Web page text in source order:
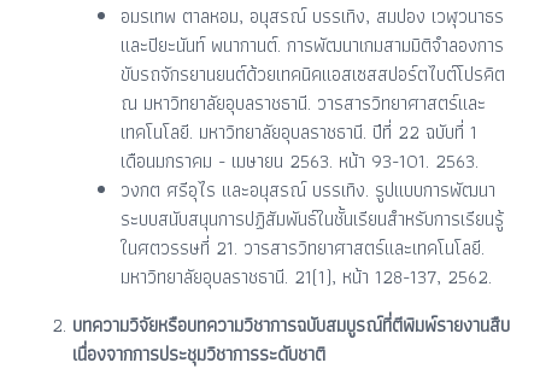
อมรเทพ ตาลหอม, อนุสรณ์ บรรเทิง, สมปอง เวฬุวนาธร
และปิยะนันท์ พนากานต์. การพัฒนาเกมสามมิติจำลองการ
ขับรถจักรยานยนต์ด้วยเทคนิคแอสเซสสปอร์ตไบต์โปรคิต
ณ มหาวิทยาลัยอุบลราชธานี. วารสารวิทยาศาสตร์และ
เทคโนโลยี. มหาวิทยาลัยอุบลราชธานี. ปีที่ 22 ฉบับที่ 1
เดือนมกราคม - เมษายน 2563. หน้า 93-101. 2563.
วงกต ศรีอุไร และอนุสรณ์ บรรเทิง. รูปแบบการพัฒนา
ระบบสนับสนุนการปฏิสัมพันธ์ในชั้นเรียนสำหรับการเรียนรู้
ในศตวรรษที่ 21. วารสารวิทยาศาสตร์และเทคโนโลยี.
มหาวิทยาลัยอุบลราชธานี. 21(1), หน้า 128-137, 2562.
บทความวิจัยหรือบทความวิชาการฉบับสมบูรณ์ที่ตีพิมพ์รายงานสืบ
เนื่องจากการประชุมวิชาการระดับชาติ